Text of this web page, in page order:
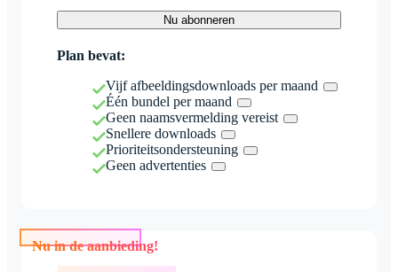
Nu abonneren
Plan bevat:
Vijf afbeeldingsdownloads per maand
Één bundel per maand
Geen naamsvermelding vereist
Snellere downloads
Prioriteitsondersteuning
Geen advertenties
Nu in de aanbieding!